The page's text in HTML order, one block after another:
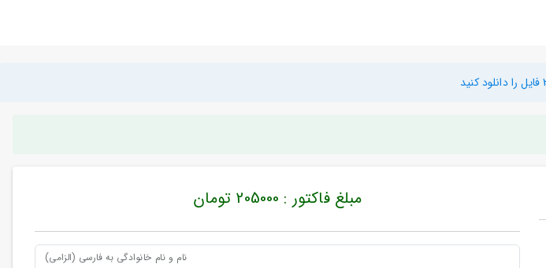
مبلغ فاکتور : 205000 تومان
نام و نام خانوادگی به فارسی (الزامی)